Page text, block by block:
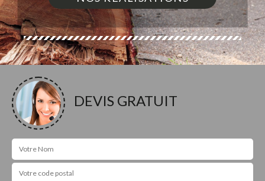
DEVIS GRATUIT